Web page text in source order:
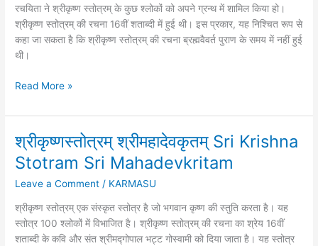
रचयिता ने श्रीकृष्ण स्तोत्रम् के कुछ श्लोकों को अपने ग्रन्थ में शामिल किया हो।
श्रीकृष्ण स्तोत्रम् की रचना 16वीं शताब्दी में हुई थी। इस प्रकार, यह निश्चित रूप से
कहा जा सकता है कि श्रीकृष्ण स्तोत्रम् की रचना ब्रह्मवैवर्त पुराण के समय में नहीं हुई
थी।
Read More »
श्रीकृष्णस्तोत्रम् श्रीमहादेवकृतम् Sri Krishna
Stotram Sri Mahadevkritam
Leave a Comment / KARMASU
श्रीकृष्ण स्तोत्रम् एक संस्कृत स्तोत्र है जो भगवान कृष्ण की स्तुति करता है। यह
स्तोत्र 100 श्लोकों में विभाजित है। श्रीकृष्ण स्तोत्रम् की रचना का श्रेय 16वीं
शताब्दी के कवि और संत श्रीमद्गोपाल भट्ट गोस्वामी को दिया जाता है। यह स्तोत्र
श्रीकृष्णस्तोत्रम्
श्रीमहादेवकृतम्
Sri
Krishna
Stotram
Sri
Mahadevkritam